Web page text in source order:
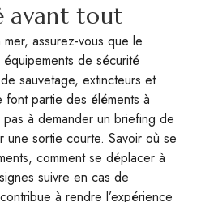
avant tout
assurez-vous que le
de sécurité
sauvetage, extincteurs et
font partie des éléments à
à demander un briefing de
une sortie courte. Savoir où se
comment se déplacer à
suivre en cas de
à rendre l’expérience